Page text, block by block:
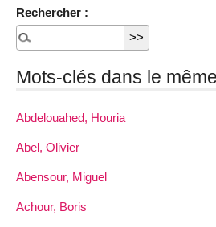
Rechercher :
Mots-clés dans le
Abdelouahed, Houria
Abel, Olivier
Abensour, Miguel
Achour, Boris